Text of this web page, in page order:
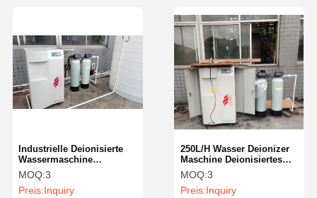
250L/H Wasser Deionizer
Maschine Deionisiertes
Wasser Maker
Automatisierte Steuerung
MOQ:3
Preis:Inquiry
Industrielle Deionisierte
Wassermaschine
250L/Stunde Für TDS
400ppm
Futterwasserbehandlungssystem
MOQ:3
Preis:Inquiry